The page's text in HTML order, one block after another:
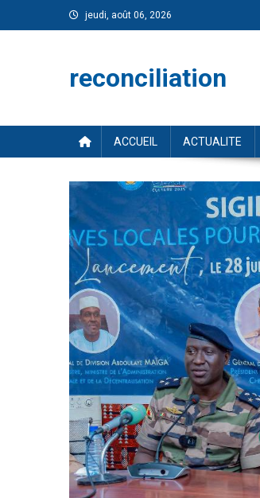
to
jeudi, août 06, 2026
reconciliation
ACCUEIL ACTUALITE